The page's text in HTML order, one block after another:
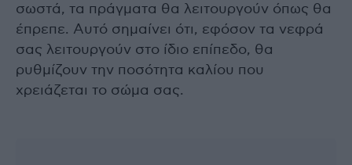
σωστά, τα πράγματα θα λειτουργούν όπως θα
έπρεπε. Αυτό σημαίνει ότι, εφόσον τα νεφρά
σας λειτουργούν στο ίδιο επίπεδο, θα
ρυθμίζουν την ποσότητα καλίου που
χρειάζεται το σώμα σας.